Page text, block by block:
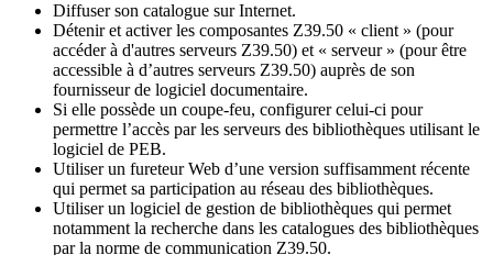
Diffuser son catalogue sur Internet.
Détenir et activer les composantes Z39.50 « client » (pour
accéder à d'autres serveurs Z39.50) et « serveur » (pour être
accessible à d’autres serveurs Z39.50) auprès de son
fournisseur de logiciel documentaire.
Si elle possède un coupe-feu, configurer celui-ci pour
permettre l’accès par les serveurs des bibliothèques utilisant le
logiciel de PEB.
Utiliser un fureteur Web d’une version suffisamment récente
qui permet sa participation au réseau des bibliothèques.
Utiliser un logiciel de gestion de bibliothèques qui permet
notamment la recherche dans les catalogues des bibliothèques
par la norme de communication Z39.50.